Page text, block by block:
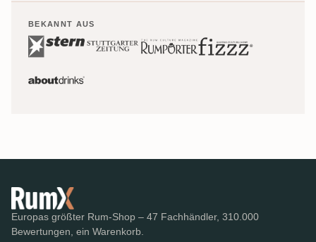
BEKANNT AUS
Europas größter Rum-Shop – 47 Fachhändler, 310.000
Bewertungen, ein Warenkorb.